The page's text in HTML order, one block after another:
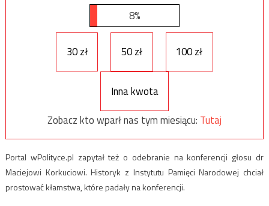
8%
30 zł 50 zł 100 zł
Inna kwota
Zobacz kto wparł nas tym miesiącu: Tutaj
Portal wPolityce.pl zapytał też o odebranie na konferencji głosu dr
Maciejowi Korkuciowi. Historyk z Instytutu Pamięci Narodowej chciał
prostować kłamstwa, które padały na konferencji.